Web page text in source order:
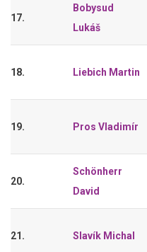
17.
Bobysud
Lukáš
18. Liebich Martin
19. Pros Vladimír
20.
Schönherr
David
21. Slavík Michal